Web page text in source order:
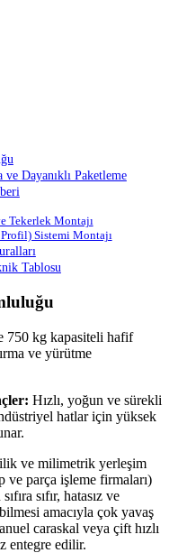
Dayanıklı Paketleme
Tekerlek Montajı
Sistemi Montajı
Tablosu
750 kg kapasiteli hafif
ve yürütme
Hızlı, yoğun ve sürekli
hatlar için yüksek
ve milimetrik yerleşim
ve parça işleme firmaları)
sıfır, hatasız ve
amacıyla çok yavaş
caraskal veya çift hızlı
entegre edilir.